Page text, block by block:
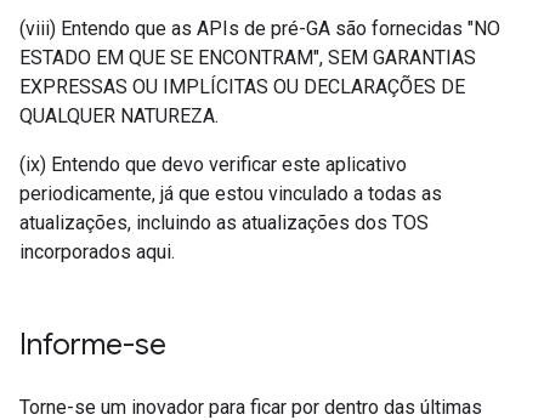
(viii) Entendo que as APIs de pré-GA são fornecidas "NO
ESTADO EM QUE SE ENCONTRAM", SEM GARANTIAS
EXPRESSAS OU IMPLÍCITAS OU DECLARAÇÕES DE
QUALQUER NATUREZA.
(ix) Entendo que devo verificar este aplicativo
periodicamente, já que estou vinculado a todas as
atualizações, incluindo as atualizações dos TOS
incorporados aqui.
Informe-se
Torne-se um inovador para ficar por dentro das últimas